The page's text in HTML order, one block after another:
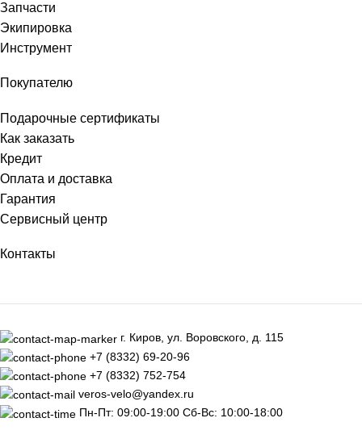
Запчасти
Экипировка
Инструмент
Покупателю
Подарочные сертификаты
Как заказать
Кредит
Оплата и доставка
Гарантия
Сервисный центр
Контакты
г. Киров, ул. Воровского, д. 115
+7 (8332) 69-20-96
+7 (8332) 752-754
veros-velo@yandex.ru
Пн-Пт: 09:00-19:00 Сб-Вс: 10:00-18:00